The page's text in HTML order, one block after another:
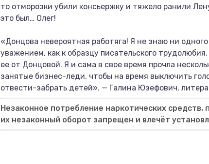
то отморозки убили консьержку и тяжело ранили
это был… Олег!
«Донцова невероятная работяга! Я не знаю ни
уважением, как к образцу писательского
ее от Донцовой. Я и сама в свое время прочла
занятые бизнес-леди, чтобы на время выключить
отвести-забрать детей». — Галина Юзефович,
Незаконное потребление наркотических
их незаконный оборот запрещен и влечёт